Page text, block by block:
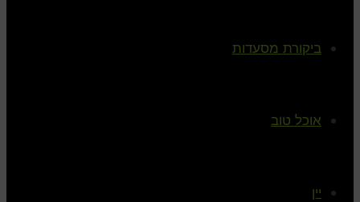
ביקורת מסעדות
אוכל טוב
יין